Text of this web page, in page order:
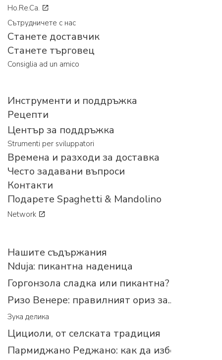
Ho.Re.Ca.
Сътрудничете с нас
Станете доставчик
Станете търговец
Consiglia ad un amico
Инструменти и поддръжка
Рецепти
Център за поддръжка
Strumenti per sviluppatori
Времена и разходи за доставка
Често задавани въпроси
Контакти
Подарете Spaghetti & Mandolino
Network
Нашите съдържания
Nduja: пикантна наденица
Горгонзола сладка или пикантна?
Ризо Венере: правилният ориз за...
Зука делика
Цициоли, от селската традиция
Пармиджано Реджано: как да изберем